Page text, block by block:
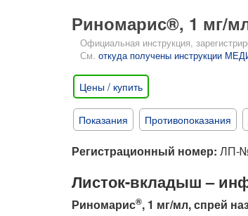
Риномарис®, 1 мг/
Официальная инструкция,
См. откуда получены инструкции
Цены / купить
Показания Противопоказания
Регистрационный номер: ЛП-
Листок-вкладыш –
Риномарис®, 1 мг/мл, спрей